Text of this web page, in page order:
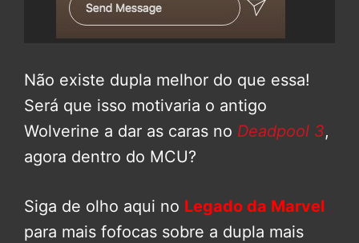
Não existe dupla melhor do que essa!
Será que isso motivaria o antigo
Wolverine a dar as caras no Deadpool 3,
agora dentro do MCU?
Siga de olho aqui no Legado da Marvel
para mais fofocas sobre a dupla mais